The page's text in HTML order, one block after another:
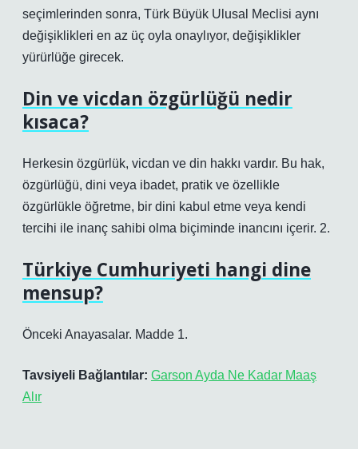
seçimlerinden sonra, Türk Büyük Ulusal Meclisi aynı
değişiklikleri en az üç oyla onaylıyor, değişiklikler
yürürlüğe girecek.
Din ve vicdan özgürlüğü nedir
kısaca?
Herkesin özgürlük, vicdan ve din hakkı vardır. Bu hak,
özgürlüğü, dini veya ibadet, pratik ve özellikle
özgürlükle öğretme, bir dini kabul etme veya kendi
tercihi ile inanç sahibi olma biçiminde inancını içerir. 2.
Türkiye Cumhuriyeti hangi dine
mensup?
Önceki Anayasalar. Madde 1.
Tavsiyeli Bağlantılar: Garson Ayda Ne Kadar Maaş
Alır